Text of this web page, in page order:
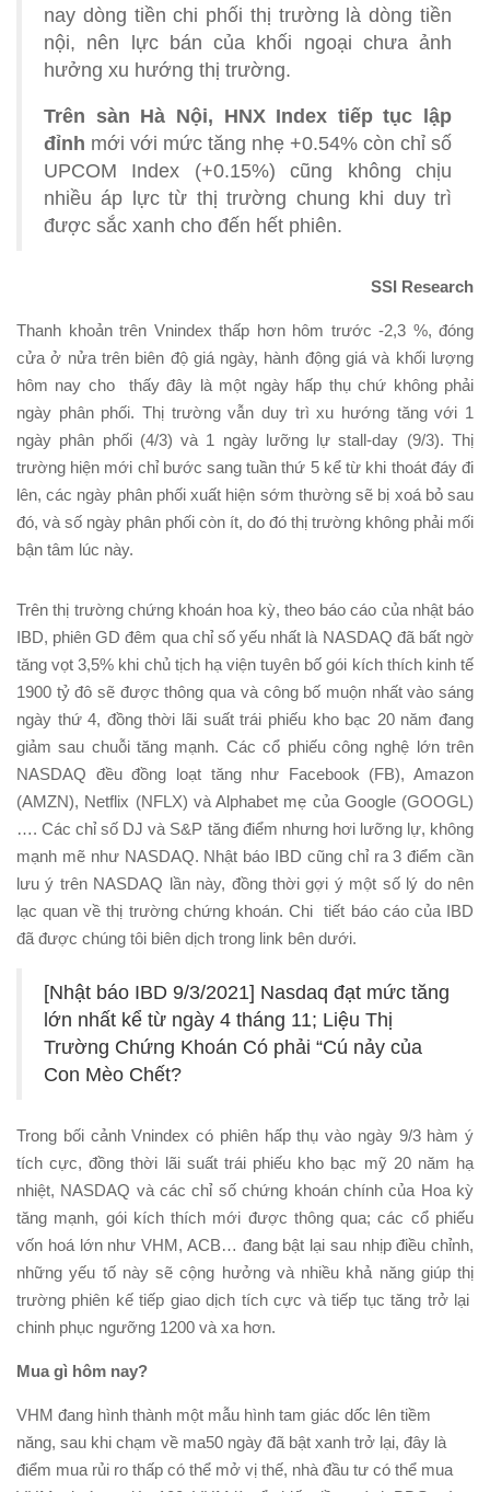
nay dòng tiền chi phối thị trường là dòng tiền
nội, nên lực bán của khối ngoại chưa ảnh
hưởng xu hướng thị trường.
Trên sàn Hà Nội, HNX Index tiếp tục lập
đỉnh mới với mức tăng nhẹ +0.54% còn chỉ số
UPCOM Index (+0.15%) cũng không chịu
nhiều áp lực từ thị trường chung khi duy trì
được sắc xanh cho đến hết phiên.
SSI Research
Thanh khoản trên Vnindex thấp hơn hôm trước -2,3 %, đóng
cửa ở nửa trên biên độ giá ngày, hành động giá và khối lượng
hôm nay cho thấy đây là một ngày hấp thụ chứ không phải
ngày phân phối. Thị trường vẫn duy trì xu hướng tăng với 1
ngày phân phối (4/3) và 1 ngày lưỡng lự stall-day (9/3). Thị
trường hiện mới chỉ bước sang tuần thứ 5 kể từ khi thoát đáy đi
lên, các ngày phân phối xuất hiện sớm thường sẽ bị xoá bỏ sau
đó, và số ngày phân phối còn ít, do đó thị trường không phải mối
bận tâm lúc này.
Trên thị trường chứng khoán hoa kỳ, theo báo cáo của nhật báo
IBD, phiên GD đêm qua chỉ số yếu nhất là NASDAQ đã bất ngờ
tăng vọt 3,5% khi chủ tịch hạ viện tuyên bố gói kích thích kinh tế
1900 tỷ đô sẽ được thông qua và công bố muộn nhất vào sáng
ngày thứ 4, đồng thời lãi suất trái phiếu kho bạc 20 năm đang
giảm sau chuỗi tăng mạnh. Các cổ phiếu công nghệ lớn trên
NASDAQ đều đồng loạt tăng như Facebook (FB), Amazon
(AMZN), Netflix (NFLX) và Alphabet mẹ của Google (GOOGL)
…. Các chỉ số DJ và S&P tăng điểm nhưng hơi lưỡng lự, không
mạnh mẽ như NASDAQ. Nhật báo IBD cũng chỉ ra 3 điểm cần
lưu ý trên NASDAQ lần này, đồng thời gợi ý một số lý do nên
lạc quan về thị trường chứng khoán. Chi tiết báo cáo của IBD
đã được chúng tôi biên dịch trong link bên dưới.
[Nhật báo IBD 9/3/2021] Nasdaq đạt mức tăng
lớn nhất kể từ ngày 4 tháng 11; Liệu Thị
Trường Chứng Khoán Có phải “Cú nảy của
Con Mèo Chết?
Trong bối cảnh Vnindex có phiên hấp thụ vào ngày 9/3 hàm ý
tích cực, đồng thời lãi suất trái phiếu kho bạc mỹ 20 năm hạ
nhiệt, NASDAQ và các chỉ số chứng khoán chính của Hoa kỳ
tăng mạnh, gói kích thích mới được thông qua; các cổ phiếu
vốn hoá lớn như VHM, ACB… đang bật lại sau nhịp điều chỉnh,
những yếu tố này sẽ cộng hưởng và nhiều khả năng giúp thị
trường phiên kế tiếp giao dịch tích cực và tiếp tục tăng trở lại
chinh phục ngưỡng 1200 và xa hơn.
Mua gì hôm nay?
VHM đang hình thành một mẫu hình tam giác dốc lên tiềm
năng, sau khi chạm về ma50 ngày đã bật xanh trở lại, đây là
điểm mua rủi ro thấp có thể mở vị thế, nhà đầu tư có thể mua